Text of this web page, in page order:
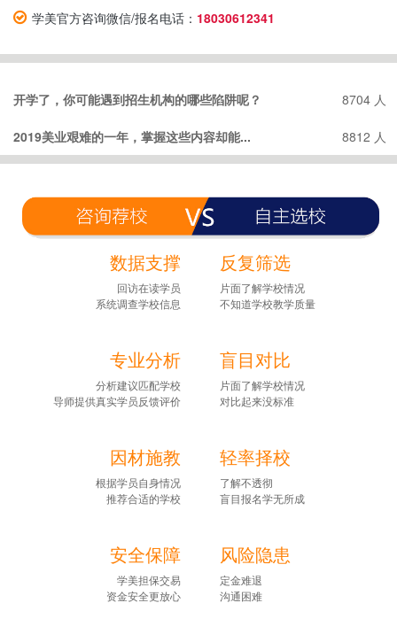
学美官方咨询微信/报名电话： 18030612341
开学了，你可能遇到招生机构的哪些陷阱呢？ 8704 人
2019美业艰难的一年，掌握这些内容却能... 8812 人
数据支撑
回访在读学员
系统调查学校信息
反复筛选
片面了解学校情况
不知道学校教学质量
专业分析
分析建议匹配学校
导师提供真实学员反馈评价
盲目对比
片面了解学校情况
对比起来没标准
因材施教
根据学员自身情况
推荐合适的学校
轻率择校
了解不透彻
盲目报名学无所成
安全保障
学美担保交易
资金安全更放心
风险隐患
定金难退
沟通困难